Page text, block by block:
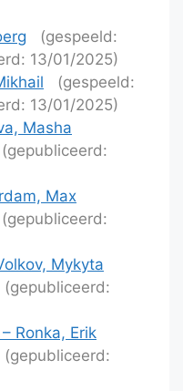
(gespeeld:
13/01/2025)
(gespeeld:
13/01/2025)
Masha
(gepubliceerd:
Max
(gepubliceerd:
Mykyta
(gepubliceerd:
Ronka, Erik
(gepubliceerd: